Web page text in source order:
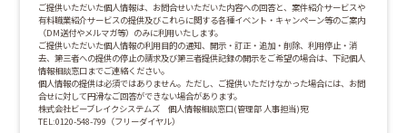
ご提供いただいた個人情報は、お問合せいただいた内容への回答と、案件紹介サービスや
有料職業紹介サービスの提供及びこれらに関する各種イベント・キャンペーン等のご案内
（DM送付やメルマガ等）のみに利用いたします。
ご提供いただいた個人情報の利用目的の通知、開示・訂正・追加・削除、利用停止・消
去、第三者への提供の停止の請求及び第三者提供記録の開示をご希望の場合は、下記個人
情報相談窓口までご連絡ください。
個人情報の提供は必須ではありません。ただし、ご提供いただけなかった場合には、お問
合せに対して円滑なご回答ができない場合があります。
株式会社ビーブレイクシステムズ 個人情報相談窓口(管理部 人事担当)宛
TEL:0120-548-799（フリーダイヤル）